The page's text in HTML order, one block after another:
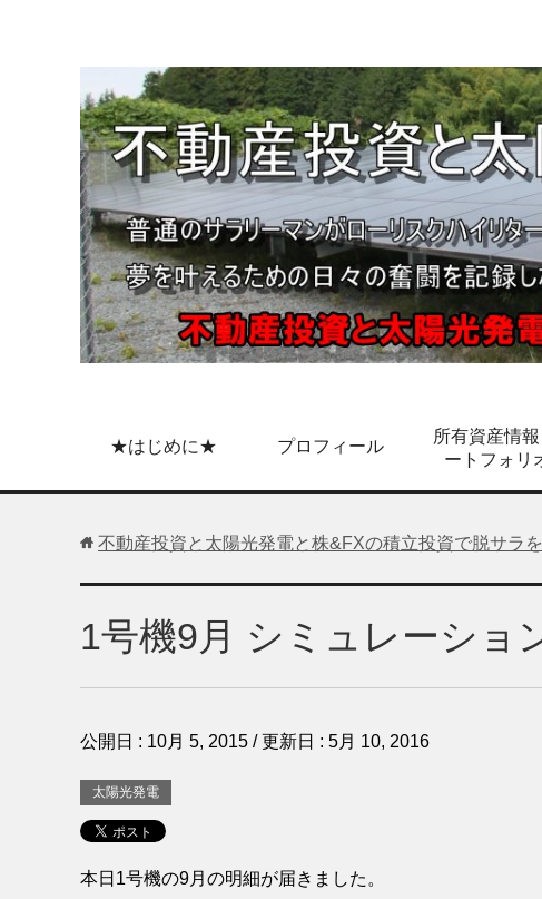
★はじめに★ プロフィール
所有資産情
ートフォリ
不動産投資と太陽光発電と株&FXの積立投資で脱サラ
1号機9月 シミュレーショ
公開日 : 10月 5, 2015 / 更新日 : 5月 10, 2016
太陽光発電
本日1号機の9月の明細が届きました。